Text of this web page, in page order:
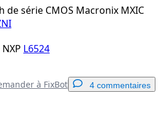
de série CMOS Macronix MXIC
L6524
à FixBot 4 commentaires